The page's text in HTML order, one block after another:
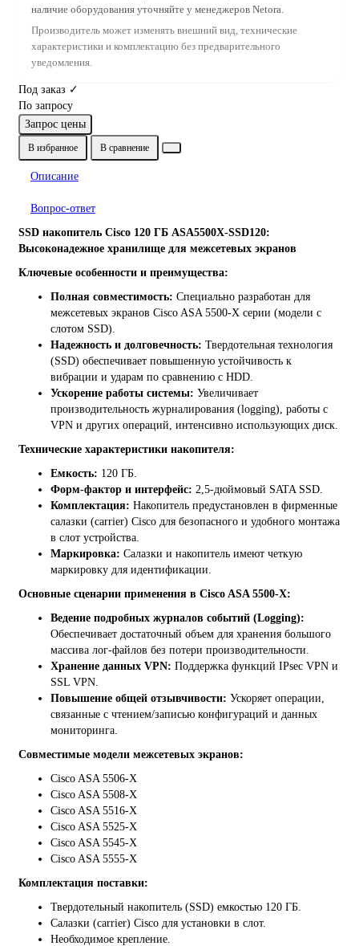
наличие оборудования уточняйте у менеджеров Netora.
Производитель может изменять внешний вид, технические
характеристики и комплектацию без предварительного
уведомления.
Под заказ ✓
По запросу
Запрос цены
В избранное В сравнение
Описание
Вопрос-ответ
SSD накопитель Cisco 120 ГБ ASA5500X-SSD120:
Высоконадежное хранилище для межсетевых экранов
Ключевые особенности и преимущества:
Полная совместимость: Специально разработан для
межсетевых экранов Cisco ASA 5500-X серии (модели с
слотом SSD).
Надежность и долговечность: Твердотельная технология
(SSD) обеспечивает повышенную устойчивость к
вибрации и ударам по сравнению с HDD.
Ускорение работы системы: Увеличивает
производительность журналирования (logging), работы с
VPN и других операций, интенсивно использующих диск.
Технические характеристики накопителя:
Емкость: 120 ГБ.
Форм-фактор и интерфейс: 2,5-дюймовый SATA SSD.
Комплектация: Накопитель предустановлен в фирменные
салазки (carrier) Cisco для безопасного и удобного монтажа
в слот устройства.
Маркировка: Салазки и накопитель имеют четкую
маркировку для идентификации.
Основные сценарии применения в Cisco ASA 5500-X:
Ведение подробных журналов событий (Logging):
Обеспечивает достаточный объем для хранения большого
массива лог-файлов без потери производительности.
Хранение данных VPN: Поддержка функций IPsec VPN и
SSL VPN.
Повышение общей отзывчивости: Ускоряет операции,
связанные с чтением/записью конфигураций и данных
мониторинга.
Совместимые модели межсетевых экранов:
Cisco ASA 5506-X
Cisco ASA 5508-X
Cisco ASA 5516-X
Cisco ASA 5525-X
Cisco ASA 5545-X
Cisco ASA 5555-X
Комплектация поставки:
Твердотельный накопитель (SSD) емкостью 120 ГБ.
Салазки (carrier) Cisco для установки в слот.
Необходимое крепление.